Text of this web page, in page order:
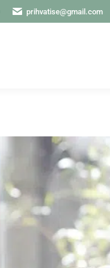
prihvatise@gmail.com